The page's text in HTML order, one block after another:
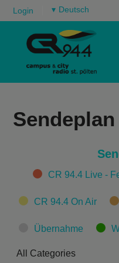
Login ▾
Sendeplan
CategoriesCR 94.4 Live -
CR 94.4 On Air
Übernahme
All Categories